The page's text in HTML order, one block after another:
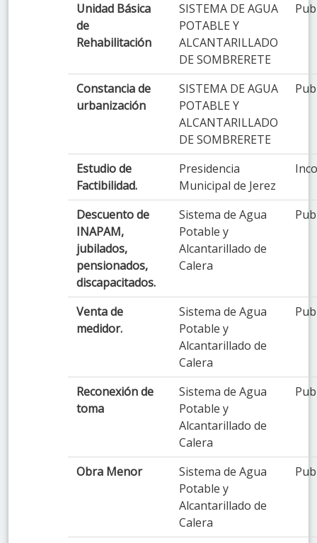
Unidad Básica
de
Rehabilitación
SISTEMA DE AGUA
POTABLE Y
ALCANTARILLADO
DE SOMBRERETE
Constancia de
urbanización
SISTEMA DE AGUA
POTABLE Y
ALCANTARILLADO
DE SOMBRERETE
Estudio de
Factibilidad.
Presidencia
Municipal de Jerez
Descuento de
INAPAM,
jubilados,
pensionados,
discapacitados.
Sistema de Agua
Potable y
Alcantarillado de
Calera
Venta de
medidor.
Sistema de Agua
Potable y
Alcantarillado de
Calera
Reconexión de
toma
Sistema de Agua
Potable y
Alcantarillado de
Calera
Obra Menor
Sistema de Agua
Potable y
Alcantarillado de
Calera